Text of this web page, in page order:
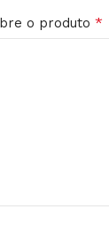
o produto *